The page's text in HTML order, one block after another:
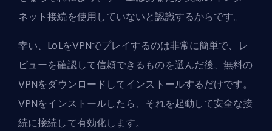
ネット接続を使用していないと認識するからです。
幸い、LoLをVPNでプレイするのは非常に簡単で、レ
ビューを確認して信頼できるものを選んだ後、無料の
VPNをダウンロードしてインストールするだけです。
VPNをインストールしたら、それを起動して安全な接
続に接続して有効化します。